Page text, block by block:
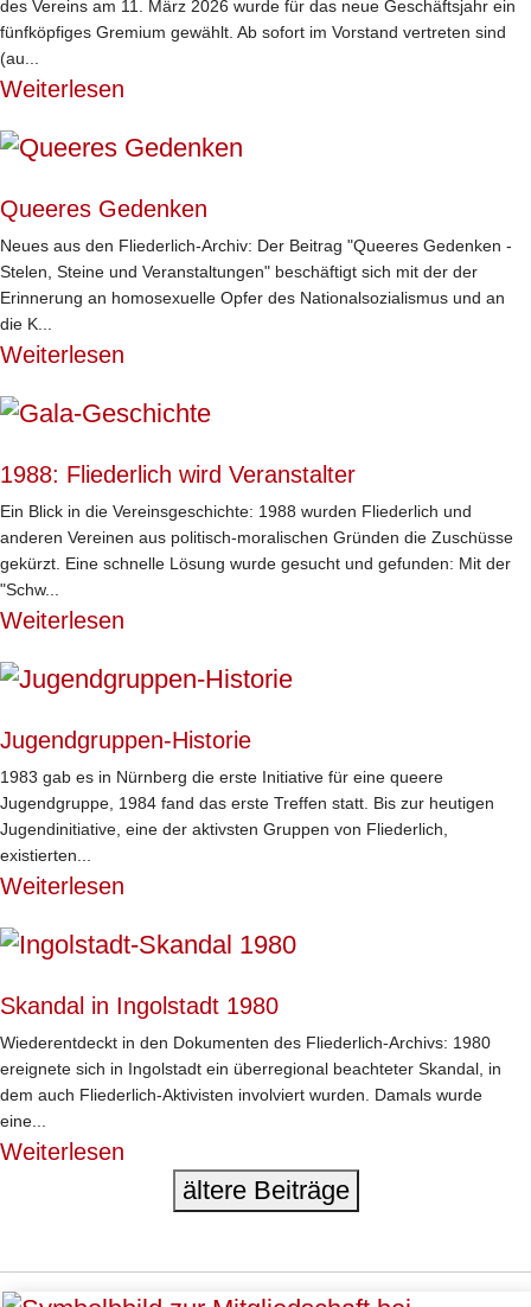
des Vereins am 11. März 2026 wurde für das neue Geschäftsjahr ein
fünfköpfiges Gremium gewählt. Ab sofort im Vorstand vertreten sind
(au...
Weiterlesen
Queeres Gedenken
Neues aus den Fliederlich-Archiv: Der Beitrag "Queeres Gedenken -
Stelen, Steine und Veranstaltungen" beschäftigt sich mit der der
Erinnerung an homosexuelle Opfer des Nationalsozialismus und an
die K...
Weiterlesen
1988: Fliederlich wird Veranstalter
Ein Blick in die Vereinsgeschichte: 1988 wurden Fliederlich und
anderen Vereinen aus politisch-moralischen Gründen die Zuschüsse
gekürzt. Eine schnelle Lösung wurde gesucht und gefunden: Mit der
"Schw...
Weiterlesen
Jugendgruppen-Historie
1983 gab es in Nürnberg die erste Initiative für eine queere
Jugendgruppe, 1984 fand das erste Treffen statt. Bis zur heutigen
Jugendinitiative, eine der aktivsten Gruppen von Fliederlich,
existierten...
Weiterlesen
Skandal in Ingolstadt 1980
Wiederentdeckt in den Dokumenten des Fliederlich-Archivs: 1980
ereignete sich in Ingolstadt ein überregional beachteter Skandal, in
dem auch Fliederlich-Aktivisten involviert wurden. Damals wurde
eine...
Weiterlesen
ältere Beiträge